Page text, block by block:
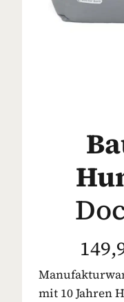
mit 10 Jahren